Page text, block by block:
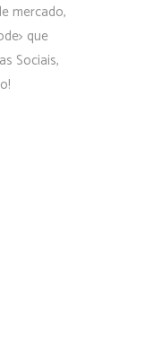
mercado,
que
Sociais,